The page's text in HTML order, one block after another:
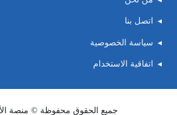
اتصل بنا
سياسة الخصوصية
اتفاقية الاستخدام
جميع الحقوق محفوظة © منصة